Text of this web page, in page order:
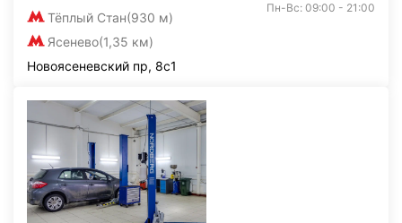
Тёплый Стан(930 м)
Ясенево(1,35 км)
Пн-Вс: 09:00 - 21:00
Новоясеневский пр, 8с1